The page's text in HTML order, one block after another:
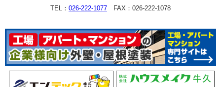
TEL： 026-222-1077 FAX：026-222-1078